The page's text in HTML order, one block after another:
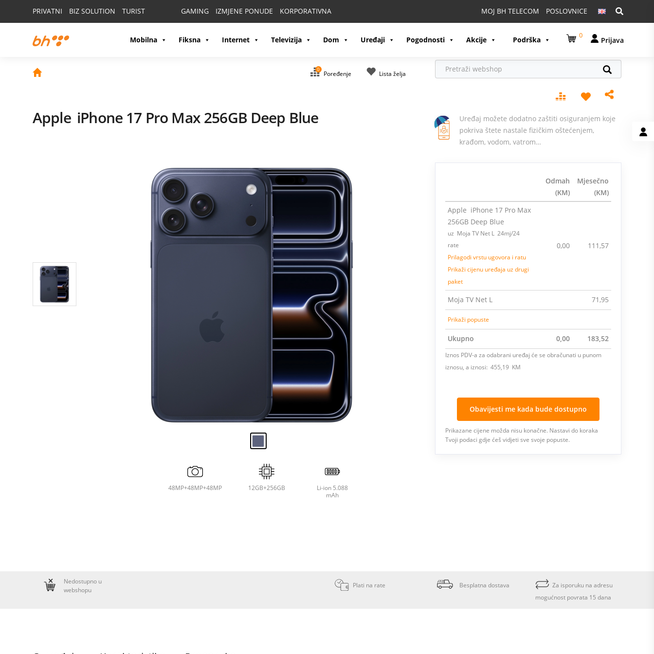
PRIVATNI BIZ SOLUTION TURIST GAMING IZMJENE PONUDE KORPORATIVNA Pretraga:
MOJ BH TELECOM POSLOVNICE
Mobilna Fiksna Internet Televizija Dom Uređaji Pogodnosti Akcije Podrška 0
Prijava
0
Poređenje Lista želja
Apple iPhone 17 Pro Max 256GB Deep Blue
Uređaj možete dodatno zaštiti osiguranjem koje
pokriva štete nastale fizičkim oštećenjem,
krađom, vodom, vatrom…
48MP+48MP+48MP 12GB+256GB
Li-ion 5.088
mAh
Odmah
(KM)
Mjesečno
(KM)
Apple iPhone 17 Pro Max
256GB Deep Blue
uz Moja TV Net L 24mj/24
rate
Prilagodi vrstu ugovora i ratu
Prikaži cijenu uređaja uz drugi
paket
0,00 111,57
Moja TV Net L 71,95
Prikaži popuste
Ukupno 0,00 183,52
Iznos PDV-a za odabrani uređaj će se obračunati u punom
iznosu, a iznosi: 455,19 KM
Obavijesti me kada bude dostupno
Prikazane cijene možda nisu konačne. Nastavi do koraka
Tvoji podaci gdje ćeš vidjeti sve svoje popuste.
Nedostupno u
webshopu
Plati na rate Besplatna dostava
Za isporuku na adresu
mogućnost povrata 15 dana